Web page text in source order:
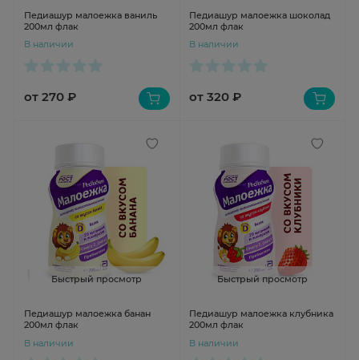
Педиашур малоежка ваниль
200мл флак
В наличии
от 270 ₽
Педиашур малоежка шоколад
200мл флак
В наличии
от 320 ₽
Быстрый просмотр
Педиашур малоежка банан
200мл флак
В наличии
Быстрый просмотр
Педиашур малоежка клубника
200мл флак
В наличии